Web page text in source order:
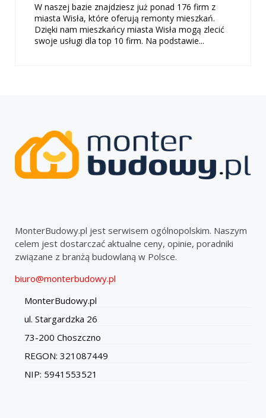
W naszej bazie znajdziesz już ponad 176 firm z
miasta Wisła, które oferują remonty mieszkań.
Dzięki nam mieszkańcy miasta Wisła mogą zlecić
swoje usługi dla top 10 firm. Na podstawie...
MonterBudowy.pl jest serwisem ogólnopolskim. Naszym
celem jest dostarczać aktualne ceny, opinie, poradniki
związane z branżą budowlaną w Polsce.
biuro@monterbudowy.pl
MonterBudowy.pl
ul. Stargardzka 26
73-200 Choszczno
REGON: 321087449
NIP: 5941553521